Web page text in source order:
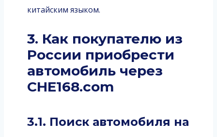
китайским языком.
3. Как покупателю из
России приобрести
автомобиль через
CHE168.com
3.1. Поиск автомобиля на